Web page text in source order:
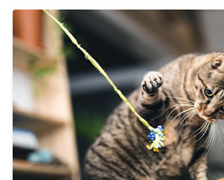
zonder zorgen in een katvriendelijke